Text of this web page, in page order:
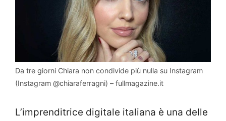
Da tre giorni Chiara non condivide più nulla su Instagram
(Instagram @chiaraferragni) – fullmagazine.it
L’imprenditrice digitale italiana è una delle